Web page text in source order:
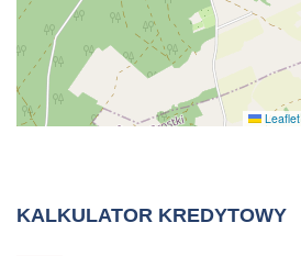
Leaflet
KALKULATOR KREDYTOWY